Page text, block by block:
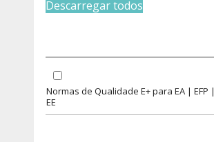
Descarregar todos
Normas de Qualidade E+ para EA | EFP |
EE